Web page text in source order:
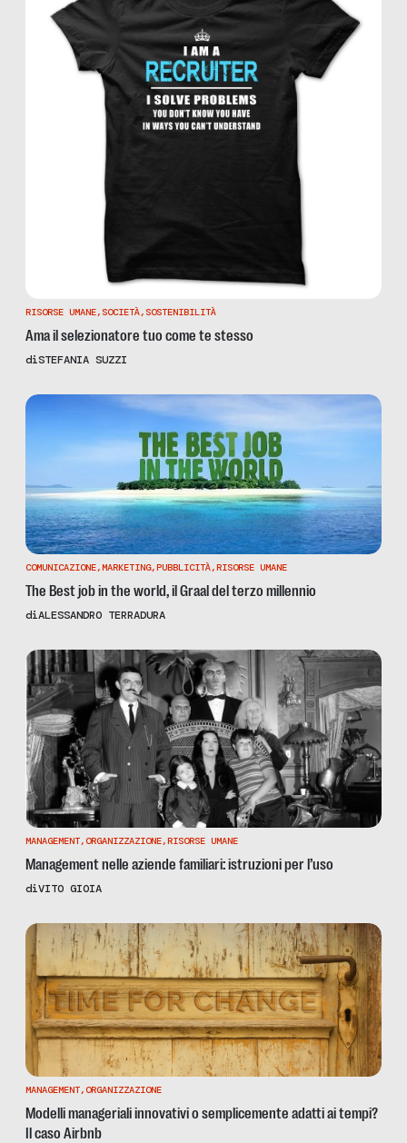
RISORSE UMANE, SOCIETÀ, SOSTENIBILITÀ
Ama il selezionatore tuo come te stesso
diSTEFANIA SUZZI
COMUNICAZIONE,MARKETING,PUBBLICITÀ,RISORSE UMANE
The Best job in the world, il Graal del terzo millennio
diALESSANDRO TERRADURA
MANAGEMENT,ORGANIZZAZIONE,RISORSE UMANE
Management nelle aziende familiari: istruzioni per l’uso
diVITO GIOIA
MANAGEMENT,ORGANIZZAZIONE
Modelli manageriali innovativi o semplicemente adatti ai tempi?
Il caso Airbnb